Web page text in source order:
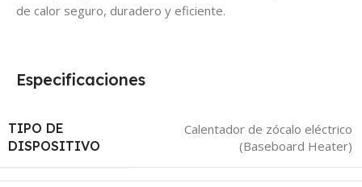
de calor seguro, duradero y eficiente.
Especificaciones
TIPO DE
DISPOSITIVO
Calentador de zócalo eléctrico
(Baseboard Heater)